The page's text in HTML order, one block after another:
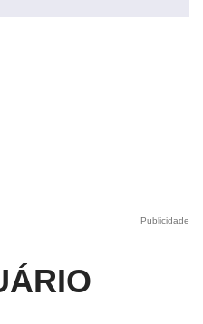
Publicidade